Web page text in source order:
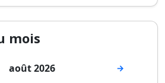
mois
août 2026 →